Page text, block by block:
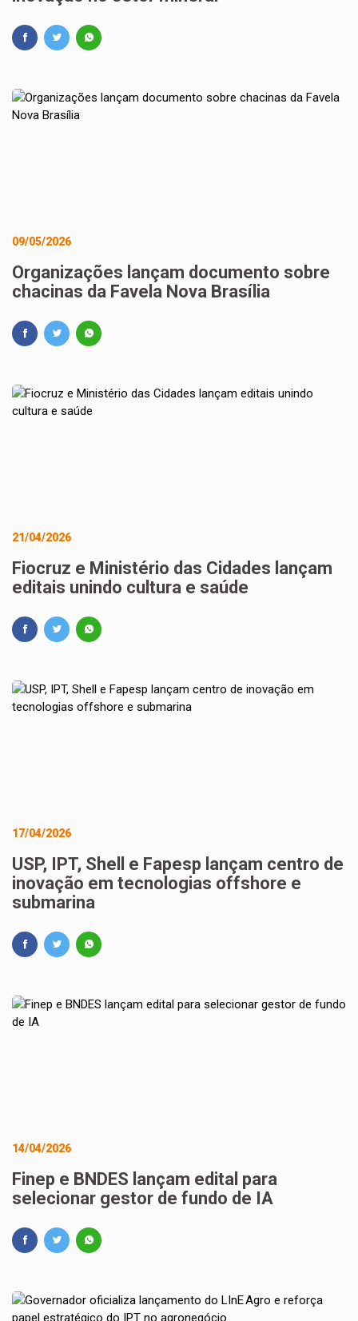
09/05/2026
Organizações lançam documento sobre
chacinas da Favela Nova Brasília
21/04/2026
Fiocruz e Ministério das Cidades lançam
editais unindo cultura e saúde
17/04/2026
USP, IPT, Shell e Fapesp lançam centro de
inovação em tecnologias offshore e
submarina
14/04/2026
Finep e BNDES lançam edital para
selecionar gestor de fundo de IA